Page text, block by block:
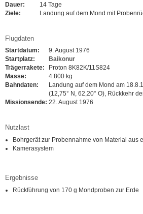
Dauer:
14 Tage
Ziele:
Landung auf dem Mond mit
Flugdaten
Startdatum:
9. August 1976
Startplatz:
Baikonur
Trägerrakete:
Proton 8K82K/11S824
Masse:
4.800 kg
Bahndaten:
Landung auf dem Mond am
(12,75° N, 62,20° O), Rückkehr
Missionsende: 22. August 1976
Nutzlast
Bohrgerät zur Probennahme von Material aus
Kamerasystem
Ergebnisse
Rückführung von 170 g Mondproben zur Erde